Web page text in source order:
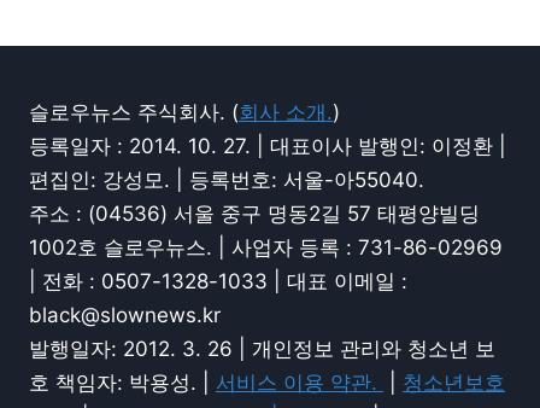
슬로우뉴스 주식회사. (회사 소개.)
등록일자 : 2014. 10. 27. | 대표이사 발행인: 이정환 |
편집인: 강성모. | 등록번호: 서울-아55040.
주소 : (04536) 서울 중구 명동2길 57 태평양빌딩
1002호 슬로우뉴스. | 사업자 등록 : 731-86-02969
| 전화 : 0507-1328-1033 | 대표 이메일 :
black@slownews.kr
발행일자: 2012. 3. 26 | 개인정보 관리와 청소년 보
호 책임자: 박용성. | 서비스 이용 약관.
청소년보호